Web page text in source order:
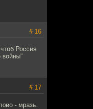
# 16
Россия
войны"
# 17
- мразь.